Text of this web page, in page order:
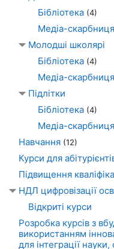
Бібліотека (4)
Медіа-скарбниця
Молодші школярі
Бібліотека (4)
Медіа-скарбниця
Підлітки
Бібліотека (4)
Медіа-скарбниця
Навчання (12)
Курси для
Підвищення
НДЛ цифровізації
Відкриті курси
Розробка курсів з
використанням
для інтеграції